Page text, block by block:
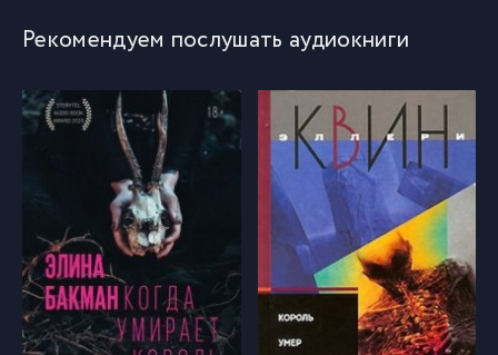
Рекомендуем послушать аудиокниги